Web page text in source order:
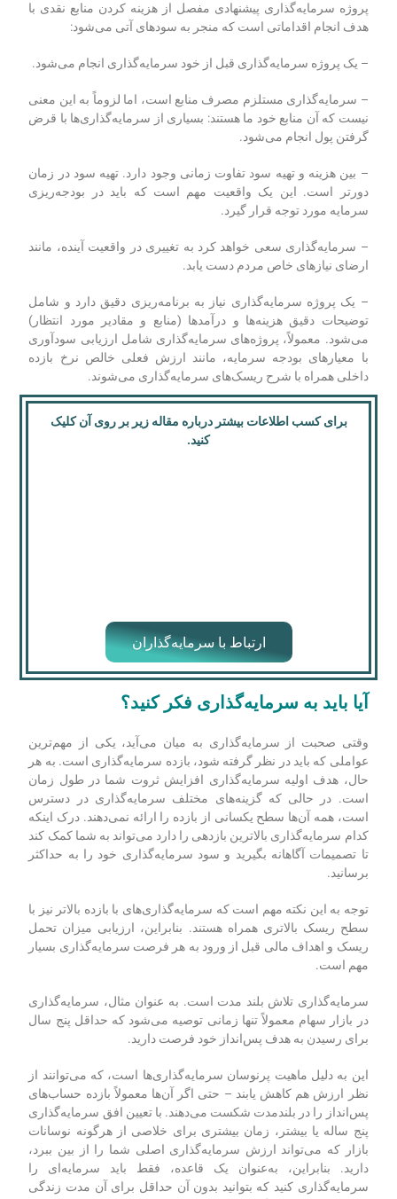
پروژه سرمایه‌گذاری پیشنهادی مفصل از هزینه کردن منابع نقدی با
هدف انجام اقداماتی است که منجر به سودهای آتی می‌شود:
– یک پروژه سرمایه‌گذاری قبل از خود سرمایه‌گذاری انجام می‌شود.
– سرمایه‌گذاری مستلزم مصرف منابع است، اما لزوماً به این معنی
نیست که آن منابع خود ما هستند: بسیاری از سرمایه‌گذاری‌ها با قرض
گرفتن پول انجام می‌شود.
– بین هزینه و تهیه سود تفاوت زمانی وجود دارد. تهیه سود در زمان
دورتر است. این یک واقعیت مهم است که باید در بودجه‌ریزی
سرمایه مورد توجه قرار گیرد.
– سرمایه‌گذاری سعی خواهد کرد به تغییری در واقعیت آینده، مانند
ارضای نیازهای خاص مردم دست یابد.
– یک پروژه سرمایه‌گذاری نیاز به برنامه‌ریزی دقیق دارد و شامل
توضیحات دقیق هزینه‌ها و درآمدها (منابع و مقادیر مورد انتظار)
می‌شود. معمولاً، پروژه‌های سرمایه‌گذاری شامل ارزیابی سودآوری
با معیارهای بودجه سرمایه، مانند ارزش فعلی خالص نرخ بازده
داخلی همراه با شرح ریسک‌های سرمایه‌گذاری می‌شوند.
برای کسب اطلاعات بیشتر درباره مقاله زیر بر روی آن کلیک
کنید.
ارتباط با سرمایه‌گذاران
آیا باید به سرمایه‌گذاری فکر کنید؟
وقتی صحبت از سرمایه‌گذاری به میان می‌آید، یکی از مهم‌ترین
حال، هدف اولیه سرمایه‌گذاری افزایش ثروت شما در طول زمان
است. در حالی که گزینه‌های مختلف سرمایه‌گذاری در دسترس
است، همه آن‌ها سطح یکسانی از بازده را ارائه نمی‌دهند. درک اینکه
کدام سرمایه‌گذاری بالاترین بازدهی را دارد می‌تواند به شما کمک کند
برسانید.
توجه به این نکته مهم است که سرمایه‌گذاری‌های با بازده بالاتر نیز با
ریسک و اهداف مالی قبل از ورود به هر فرصت سرمایه‌گذاری بسیار
مهم است.
سرمایه‌گذاری تلاش بلند مدت است. به عنوان مثال، سرمایه‌گذاری
در بازار سهام معمولاً تنها زمانی توصیه می‌شود که حداقل پنج سال
برای رسیدن به هدف پس‌انداز خود فرصت دارید.